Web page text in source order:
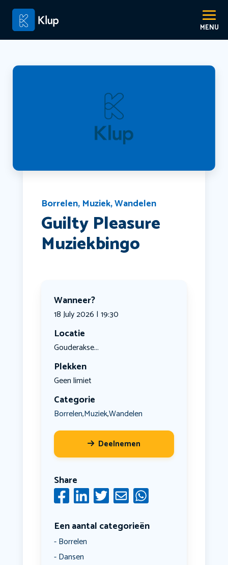
Borrelen, Muziek,Wandelen
Guilty Pleasure
Muziekbingo
Wanneer?
18 July 2026 | 19:30
Locatie
Gouderakse...
Plekken
Geen limiet
Categorie
Borrelen,Muziek,Wandelen
Deelnemen
Share
Een aantal categorieën
Borrelen
Dansen